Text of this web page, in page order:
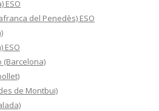
ESO
del Penedès) ESO
ESO
(Barcelona)
de Montbui)